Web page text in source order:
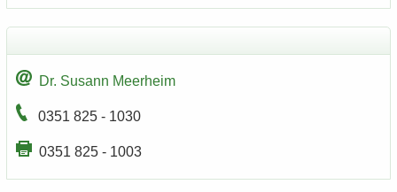
Dr. Su­sann Meer­heim
0351 825 - 1030
0351 825 - 1003